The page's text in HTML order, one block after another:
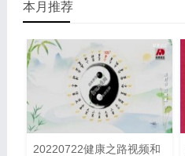
本月推荐
20220722健康之路视频和